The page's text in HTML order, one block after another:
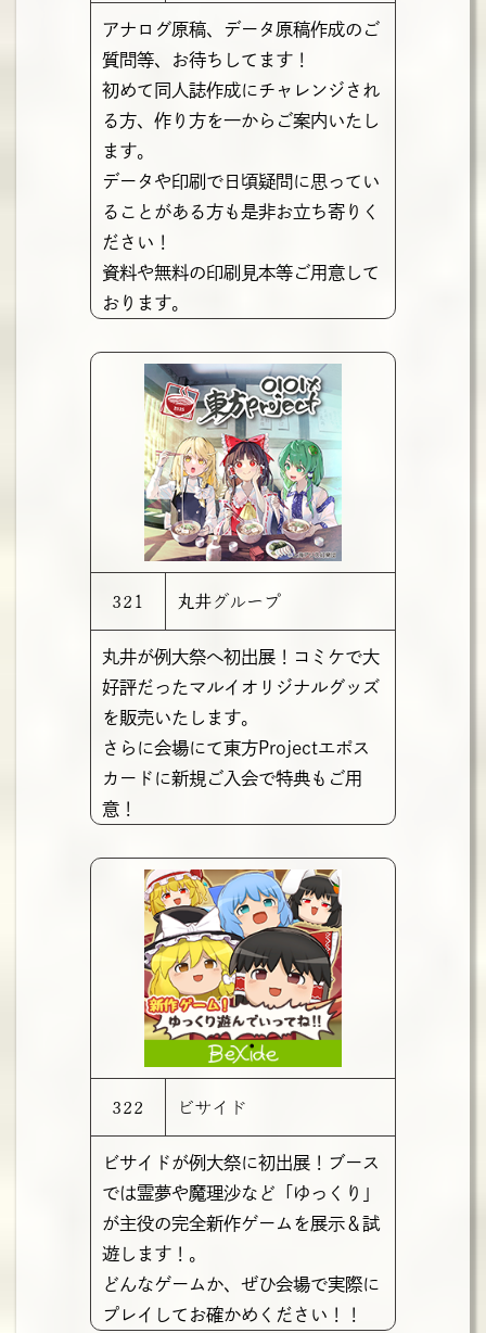
アナログ原稿、データ原稿作成のご
質問等、お待ちしてます！
初めて同人誌作成にチャレンジされ
る方、作り方を一からご案内いたし
ます。
データや印刷で日頃疑問に思ってい
ることがある方も是非お立ち寄りく
ださい！
資料や無料の印刷見本等ご用意して
おります。
321 丸井グループ
丸井が例大祭へ初出展！コミケで大
好評だったマルイオリジナルグッズ
を販売いたします。
さらに会場にて東方Projectエポス
カードに新規ご入会で特典もご用
意！
322 ビサイド
ビサイドが例大祭に初出展！ブース
では霊夢や魔理沙など「ゆっくり」
が主役の完全新作ゲームを展示＆試
遊します！。
どんなゲームか、ぜひ会場で実際に
プレイしてお確かめください！！